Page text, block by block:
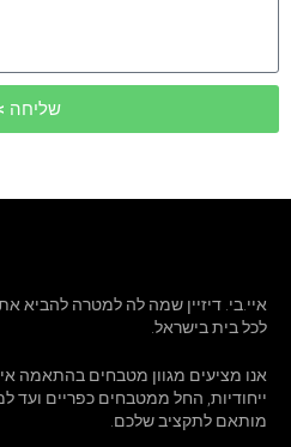
שליחה
איי.בי. דיזיין שמה לה למטרה
לכל בית בישראל.
אנו מציעים מגוון מטבחים בהתאמה
ייחודיות, החל ממטבחים כפריים ועד
מותאם לתקציב שלכם.